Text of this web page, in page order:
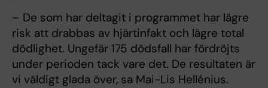
– De som har deltagit i programmet har lägre
risk att drabbas av hjärtinfakt och lägre total
dödlighet. Ungefär 175 dödsfall har fördröjts
under perioden tack vare det. De resultaten är
vi väldigt glada över, sa Mai-Lis Hellénius.